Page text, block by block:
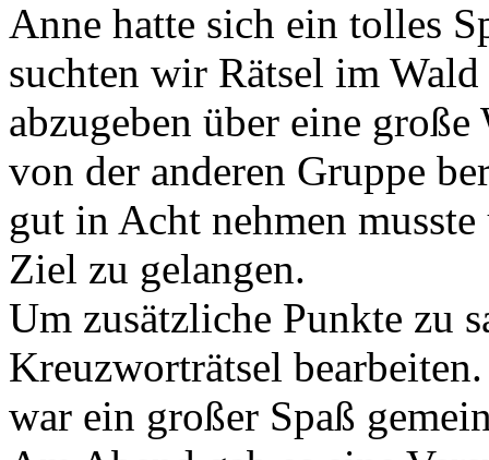
Anne hatte sich ein tolles
suchten wir Rätsel im
abzugeben über eine
von der anderen Gruppe
gut in Acht nehmen
Ziel zu gelangen.
Um zusätzliche Punkte zu
Kreuzworträtsel
war ein großer Spaß